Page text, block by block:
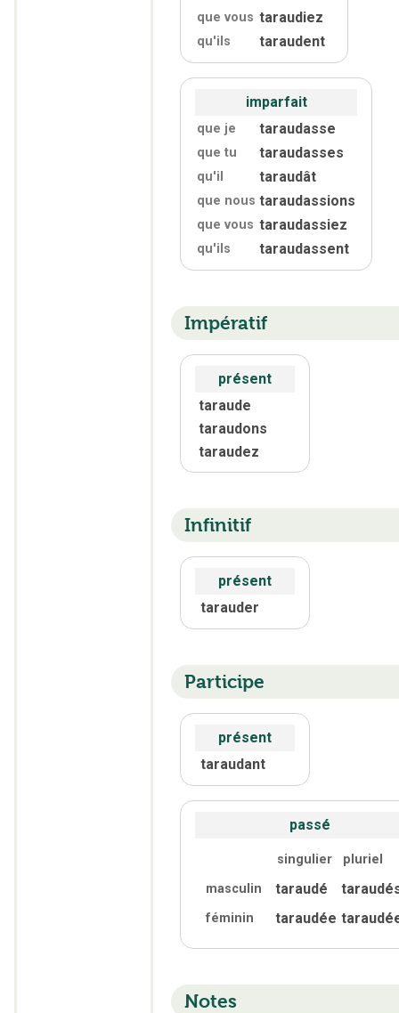
que vous taraudiez
qu'ils taraudent
imparfait
que je taraudasse
que tu taraudasses
qu'il taraudât
que nous taraudassions
que vous taraudassiez
qu'ils taraudassent
Impératif
présent
taraude
taraudons
taraudez
Infinitif
présent
tarauder
Participe
présent
taraudant
passé
singulier
pluriel
masculin
taraudé
féminin taraudée
Notes